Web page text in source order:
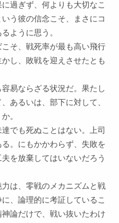
過ぎず、何よりも大切なこ
う彼の信念こそ、まさにコ
ように思う。
そ、戦死率が最も高い飛行
し、敗戦を迎えさせたとも
易ならざる状況だ。果たし
あるいは、部下に対して、
。
でも死ぬことはない。上司
。にもかかわらず、失敗を
を放棄してはいないだろう
は、零戦のメカニズムと戦
、論理的に考証しているこ
論だけで、戦い抜いたわけ